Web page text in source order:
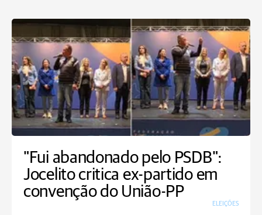
"Fui abandonado pelo PSDB":
Jocelito critica ex-partido em
convenção do União-PP
ELEIÇÕES